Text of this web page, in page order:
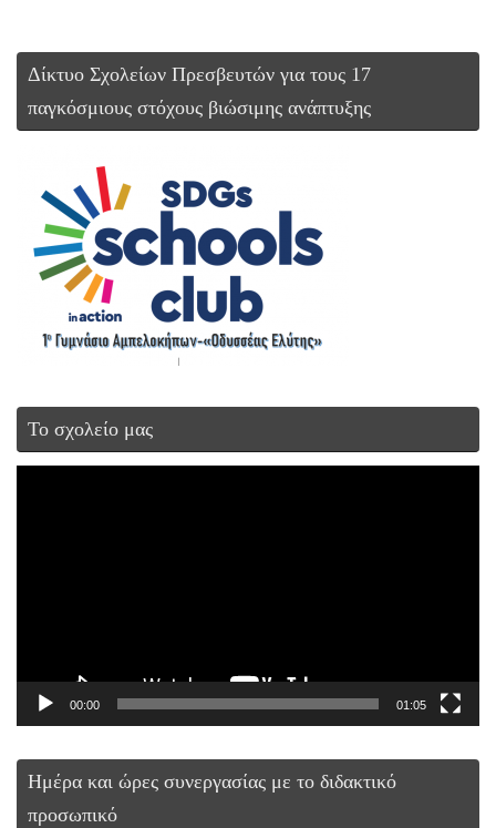
Δίκτυο Σχολείων Πρεσβευτών για τους 17
παγκόσμιους στόχους βιώσιμης ανάπτυξης
Το σχολείο μας
00:00 01:05
Ημέρα και ώρες συνεργασίας με το διδακτικό
προσωπικό